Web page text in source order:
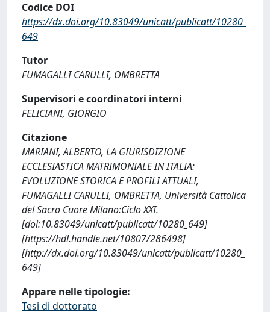
Codice DOI
https://dx.doi.org/10.83049/unicatt/publicatt/10280_
649
Tutor
FUMAGALLI CARULLI, OMBRETTA
Supervisori e coordinatori interni
FELICIANI, GIORGIO
Citazione
MARIANI, ALBERTO, LA GIURISDIZIONE
ECCLESIASTICA MATRIMONIALE IN ITALIA:
EVOLUZIONE STORICA E PROFILI ATTUALI,
FUMAGALLI CARULLI, OMBRETTA, Università Cattolica
del Sacro Cuore Milano:Ciclo XXI.
[doi:10.83049/unicatt/publicatt/10280_649]
[https://hdl.handle.net/10807/286498]
[http://dx.doi.org/10.83049/unicatt/publicatt/10280_
649]
Appare nelle tipologie:
Tesi di dottorato